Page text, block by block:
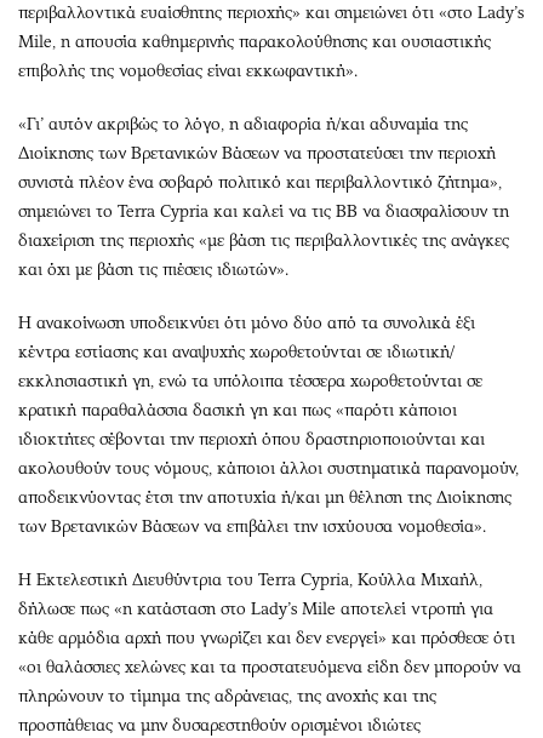
περιβαλλοντικά ευαίσθητης περιοχής» και σημειώνει ότι «στο Lady’s
Mile, η απουσία καθημερινής παρακολούθησης και ουσιαστικής
επιβολής της νομοθεσίας είναι εκκωφαντική».
«Γι’ αυτόν ακριβώς το λόγο, η αδιαφορία ή/και αδυναμία της
Διοίκησης των Βρετανικών Βάσεων να προστατεύσει την περιοχή
συνιστά πλέον ένα σοβαρό πολιτικό και περιβαλλοντικό ζήτημα»,
σημειώνει το Terra Cypria και καλεί να τις ΒΒ να διασφαλίσουν τη
διαχείριση της περιοχής «με βάση τις περιβαλλοντικές της ανάγκες
και όχι με βάση τις πιέσεις ιδιωτών».
Η ανακοίνωση υποδεικνύει ότι μόνο δύο από τα συνολικά έξι
κέντρα εστίασης και αναψυχής χωροθετούνται σε ιδιωτική/
εκκλησιαστική γη, ενώ τα υπόλοιπα τέσσερα χωροθετούνται σε
κρατική παραθαλάσσια δασική γη και πως «παρότι κάποιοι
ιδιοκτήτες σέβονται την περιοχή όπου δραστηριοποιούνται και
ακολουθούν τους νόμους, κάποιοι άλλοι συστηματικά παρανομούν,
αποδεικνύοντας έτσι την αποτυχία ή/και μη θέληση της Διοίκησης
των Βρετανικών Βάσεων να επιβάλει την ισχύουσα νομοθεσία».
Η Εκτελεστική Διευθύντρια του Terra Cypria, Κούλλα Μιχαήλ,
δήλωσε πως «η κατάσταση στο Lady’s Mile αποτελεί ντροπή για
κάθε αρμόδια αρχή που γνωρίζει και δεν ενεργεί» και πρόσθεσε ότι
«οι θαλάσσιες χελώνες και τα προστατευόμενα είδη δεν μπορούν να
πληρώνουν το τίμημα της αδράνειας, της ανοχής και της
προσπάθειας να μην δυσαρεστηθούν ορισμένοι ιδιώτες